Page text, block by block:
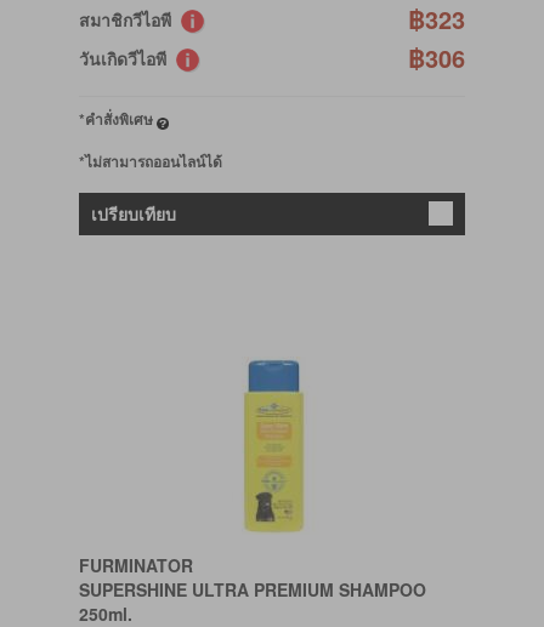
สมาชิกวีไอพี ฿323
วันเกิดวีไอพี ฿306
*คำสั่งพิเศษ
*ไม่สามารถออนไลน์ได้
เปรียบเทียบ
FURMINATOR
SUPERSHINE ULTRA PREMIUM SHAMPOO
250ml.